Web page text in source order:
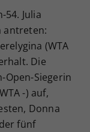
Julia
antreten:
(WTA
Die
Siegerin
-) auf,
Donna
fünf